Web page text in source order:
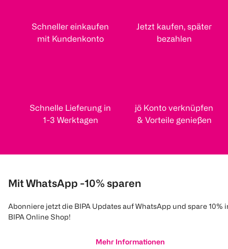
Schneller einkaufen
mit Kundenkonto
Jetzt kaufen, später
bezahlen
Schnelle Lieferung in
1-3 Werktagen
jö Konto verknüpfen
& Vorteile genießen
Mit WhatsApp -10% sparen
Abonniere jetzt die BIPA Updates auf WhatsApp und spare 10%
BIPA Online Shop!
Mehr Informationen